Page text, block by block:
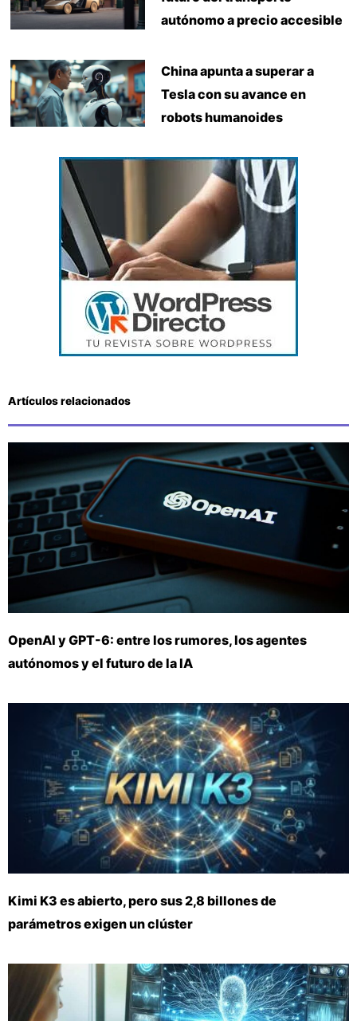
autónomo a precio accesible
China apunta a superar a
Tesla con su avance en
robots humanoides
Artículos relacionados
OpenAI y GPT-6: entre los rumores, los agentes
autónomos y el futuro de la IA
Kimi K3 es abierto, pero sus 2,8 billones de
parámetros exigen un clúster